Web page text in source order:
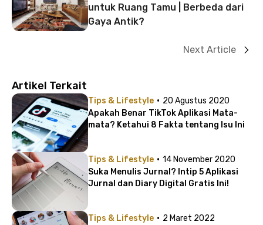
untuk Ruang Tamu | Berbeda dari
Gaya Antik?
Next Article
Artikel Terkait
Tips & Lifestyle · 20 Agustus 2020
Apakah Benar TikTok Aplikasi Mata-
mata? Ketahui 8 Fakta tentang Isu Ini
Tips & Lifestyle · 14 November 2020
Suka Menulis Jurnal? Intip 5 Aplikasi
Jurnal dan Diary Digital Gratis Ini!
Tips & Lifestyle · 2 Maret 2022